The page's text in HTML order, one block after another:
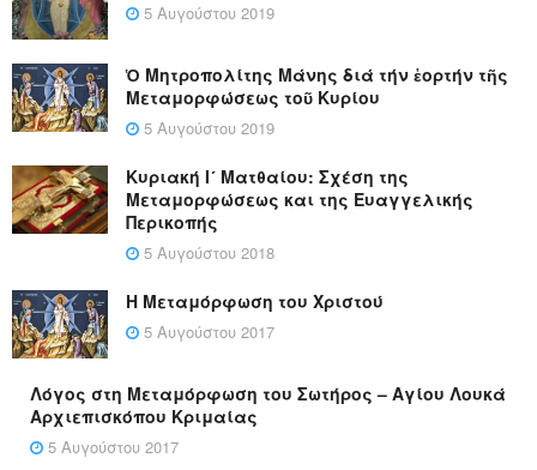
5 Αυγούστου 2019
Ὁ Μητροπολίτης Μάνης διά τήν ἑορτήν τῆς
Μεταμορφώσεως τοῦ Κυρίου
5 Αυγούστου 2019
Κυριακή Ι´ Ματθαίου: Σχέση της
Μεταμορφώσεως και της Ευαγγελικής
Περικοπής
5 Αυγούστου 2018
Η Μεταμόρφωση του Χριστού
5 Αυγούστου 2017
Λόγος στη Μεταμόρφωση του Σωτήρος – Αγίου Λουκά
Αρχιεπισκόπου Κριμαίας
5 Αυγούστου 2017